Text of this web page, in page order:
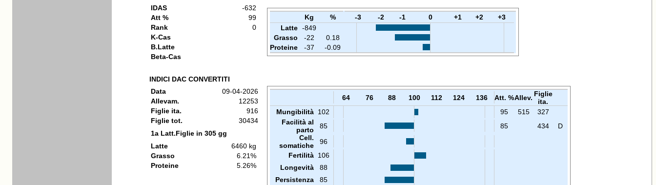
IDAS
-632
Att %
99
Rank
0
K-Cas
B.Latte
Beta-Cas
Kg % -3 -2 -1 0 +1 +2
+3
Latte -849
Grasso
-22
0.18
Proteine
-37 -0.09
INDICI DAC CONVERTITI
Data
09-04-2026
Allevam.
12253
Figlie ita.
916
Figlie tot.
30434
1a Latt.Figlie in 305 gg
Latte
6460 kg
Grasso
6.21%
Proteine
5.26%
64 76 88 100 112 124 136 Att. %Allev. Figlie
ita.
Mungibilità 102 95 515
327
Facilità al
parto
85 85 434
D
Cell.
somatiche
96
Fertilità 106
Longevità
88
Persistenza
85